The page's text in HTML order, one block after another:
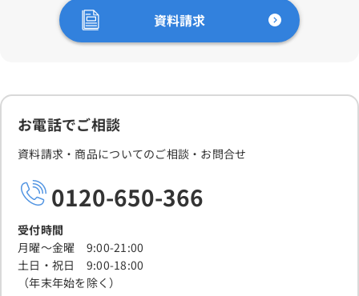
資料請求
お電話でご相談
資料請求・商品についてのご相談・お問合せ
0120-650-366
受付時間
月曜～金曜 9:00-21:00
土日・祝日 9:00-18:00
（年末年始を除く）